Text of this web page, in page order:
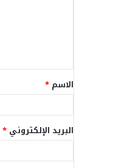
ق
*
الاسم *
البريد الإلكتروني *